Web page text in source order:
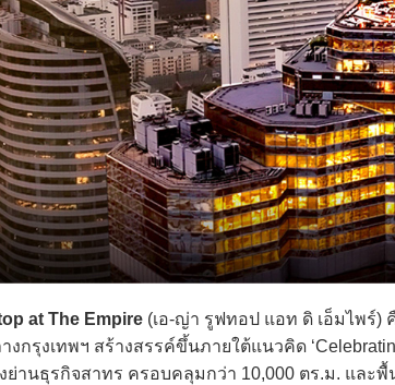
at The Empire (เอ-ญ่า รูฟทอป แอท ดิ เอ็มไพร์
งกรุงเทพฯ สร้างสรรค์ขึ้นภายใต้แนวคิด
งย่านธุรกิจสาทร ครอบคลุมกว่า 10,000 ตร.ม. และ